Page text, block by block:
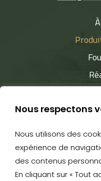
819 849-2888 -
Nous respectons
Nous utilisons des
expérience de
des contenus
En cliquant sur « Tout